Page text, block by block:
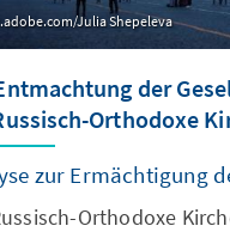
Julia Shepeleva
der
Orthodoxe
zur Ermächtigung
Orthodoxe